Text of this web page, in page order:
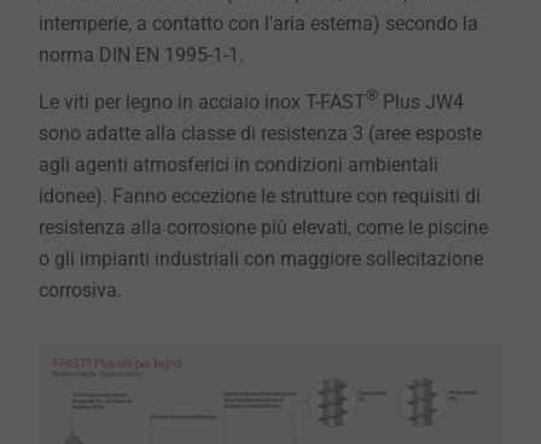
intemperie, a contatto con l'aria esterna) secondo la
norma DIN EN 1995-1-1.
Le viti per legno in acciaio inox T-FAST® Plus JW4
sono adatte alla classe di resistenza 3 (aree esposte
agli agenti atmosferici in condizioni ambientali
idonee). Fanno eccezione le strutture con requisiti di
resistenza alla corrosione più elevati, come le piscine
o gli impianti industriali con maggiore sollecitazione
corrosiva.